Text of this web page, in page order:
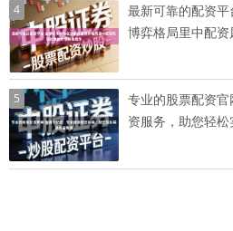
4
最新可靠的配资
博弈格局里中配资
5
专业的股票配资
资服务，助您轻松